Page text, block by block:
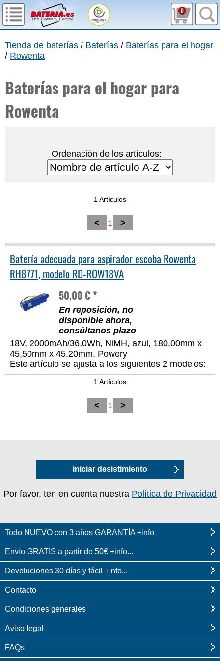
0
Tienda de baterías / Baterías / Baterías para el hogar
/ Rowenta
Baterías para el hogar para
Rowenta
Ordenación de los artículos:
1 Artículos
< 1 >
Batería adecuada para aspirador escoba Rowenta
RH8771, modelo RD-ROW18VA
50,00 € *
En reposición, no
disponible ahora,
consúltanos plazo
18V, 2000mAh/36,0Wh, NiMH, azul, 180,00mm x
45,50mm x 45,20mm, Powery
Este artículo se ajusta a los siguientes 2 modelos:
1 Artículos
< 1 >
iniciar desistimiento
Por favor, ten en cuenta nuestra Política de Privacidad
Todo NUEVO con 3 años GARANTÍA +info
Envío GRATIS a partir de 50€ +info...
Devoluciones 30 días y fácil +info...
Contacto
Condiciones generales
Aviso legal
FAQs